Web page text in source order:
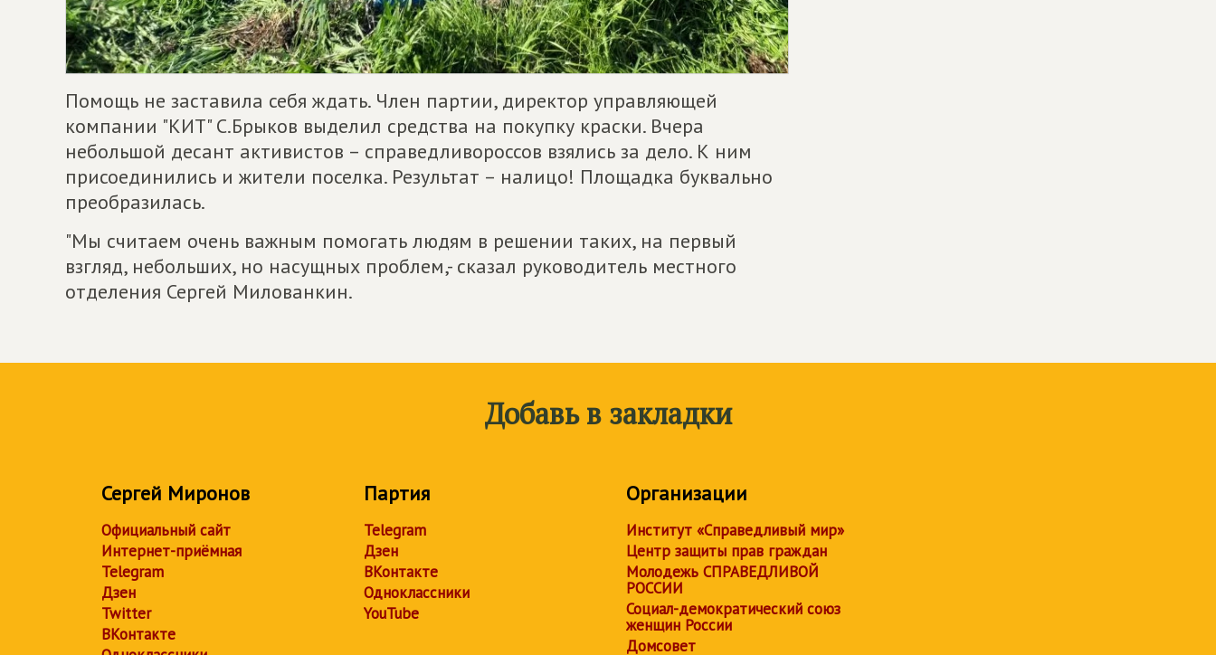
Помощь не заставила себя ждать. Член партии, директор управляющей
компании "КИТ" С.Брыков выделил средства на покупку краски. Вчера
небольшой десант активистов – справедливороссов взялись за дело. К ним
присоединились и жители поселка. Результат – налицо! Площадка буквально
преобразилась.
"Мы считаем очень важным помогать людям в решении таких, на первый
взгляд, небольших, но насущных проблем,- сказал руководитель местного
отделения Сергей Милованкин.
Добавь в закладки
Сергей Миронов
Официальный сайт
Интернет-приёмная
Telegram
Дзен
Twitter
ВКонтакте
Партия
Telegram
Дзен
ВКонтакте
Одноклассники
YouTube
Организации
Институт «Справедливый мир»
Центр защиты прав граждан
Молодежь СПРАВЕДЛИВОЙ
РОССИИ
Социал-демократический союз
женщин России
Домсовет